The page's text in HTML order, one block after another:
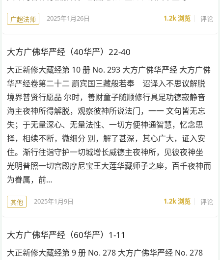
广超法师 2025年1月26日 1.2k浏览 评论
大方广佛华严经（40华严）22-40
大正新修大藏经第 10 册 No. 293 大方广佛华严经 大方广佛
华严经卷第二十二 罽宾国三藏般若奉 诏译入不思议解脱
境界普贤行愿品 尔时，善财童子随顺修行具足功德寂静音
海主夜神所得解脱，观察彼神所说法门，一一 文句皆无忘
失；于无量深心、无量法性、一切方便神通智慧，忆念思
择，相续不断，微细分 别，解了甚深，其心广大，证入安
住。渐行往诣守护一切城增长威德主夜神所，见彼夜神坐
光明普照一切宫殿摩尼宝王大莲华藏师子之座，百千夜神而
为眷属，前…
其他 2025年1月9日 1.2k浏览 评论
大方广佛华严经（60华严）1-11
大正新修大藏经第 9 册 No. 278 大方广佛华严经 No. 278